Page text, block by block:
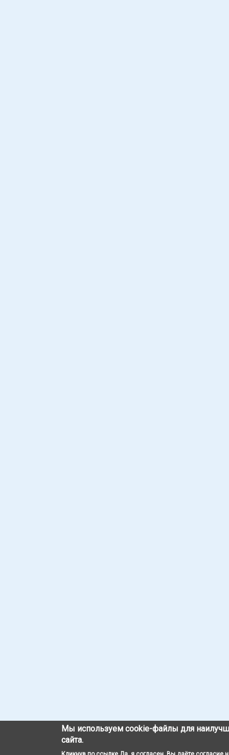
Мы используем cookie-файлы для
сайта.